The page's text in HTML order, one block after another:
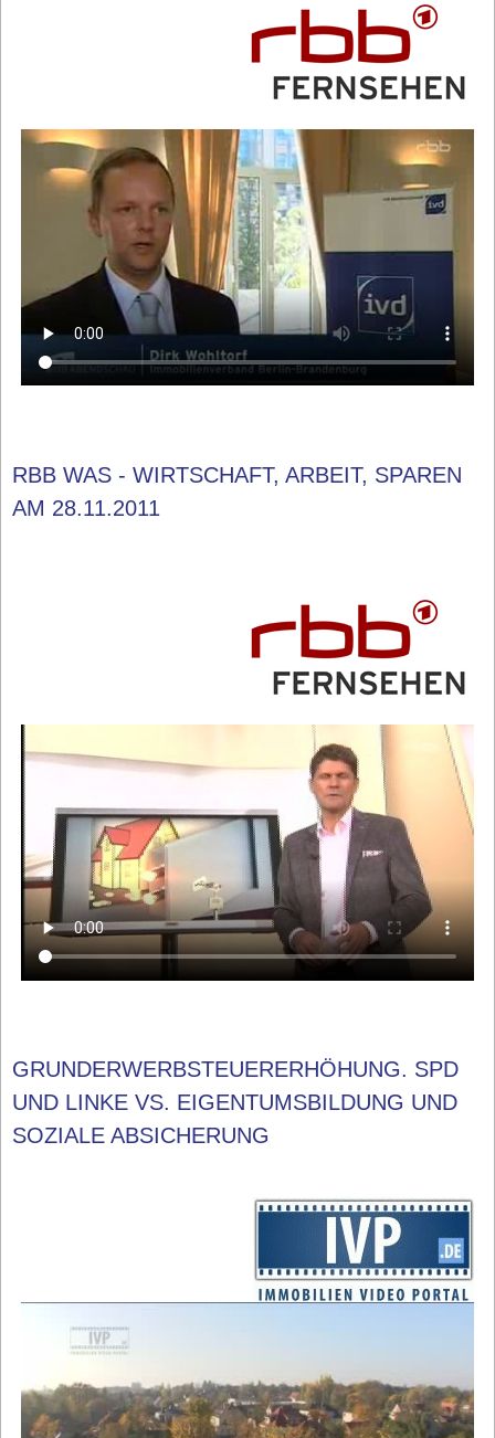
RBB WAS - WIRTSCHAFT, ARBEIT, SPAREN
AM 28.11.2011
GRUNDERWERBSTEUERERHÖHUNG. SPD
UND LINKE VS. EIGENTUMSBILDUNG UND
SOZIALE ABSICHERUNG